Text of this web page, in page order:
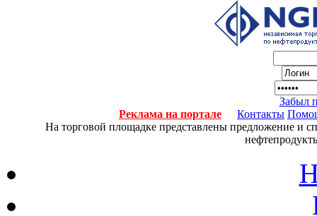
Забыл
Реклама на портале
Контакты
На торговой площадке представлены предложение и